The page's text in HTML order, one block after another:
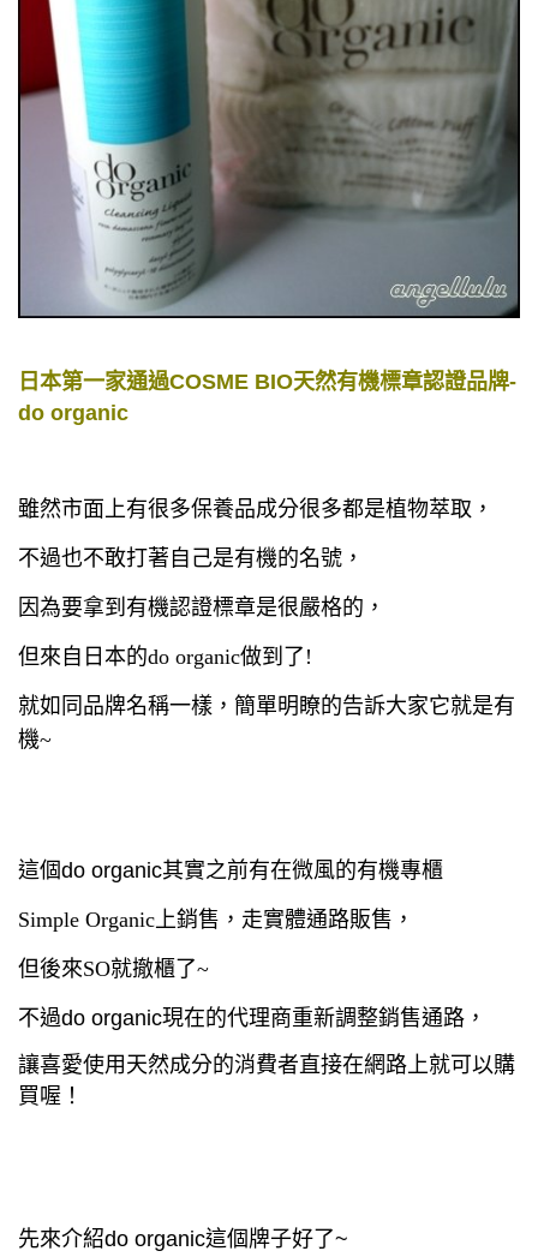
日本第一家通過COSME BIO天然有機標章認證品牌-
do organic
雖然市面上有很多保養品成分很多都是植物萃取，
不過也不敢打著自己是有機的名號，
因為要拿到有機認證標章是很嚴格的，
但來自日本的do organic做到了!
就如同品牌名稱一樣，簡單明瞭的告訴大家它就是有
機~
這個do organic其實之前有在微風的有機專櫃
Simple Organic上銷售，走實體通路販售，
但後來SO就撤櫃了~
不過do organic現在的代理商重新調整銷售通路，
讓喜愛使用天然成分的消費者直接在網路上就可以購
買喔！
先來介紹do organic這個牌子好了~